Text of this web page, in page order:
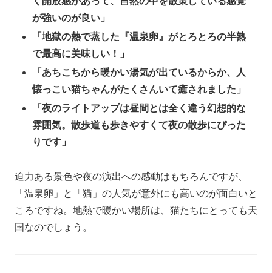
が強いのが良い」
「地獄の熱で蒸した『温泉卵』がとろとろの半熟
で最高に美味しい！」
「あちこちから暖かい湯気が出ているからか、人
懐っこい猫ちゃんがたくさんいて癒されました」
「夜のライトアップは昼間とは全く違う幻想的な
雰囲気。散歩道も歩きやすくて夜の散歩にぴった
りです」
迫力ある景色や夜の演出への感動はもちろんですが、
「温泉卵」と「猫」の人気が意外にも高いのが面白いと
ころですね。地熱で暖かい場所は、猫たちにとっても天
国なのでしょう。